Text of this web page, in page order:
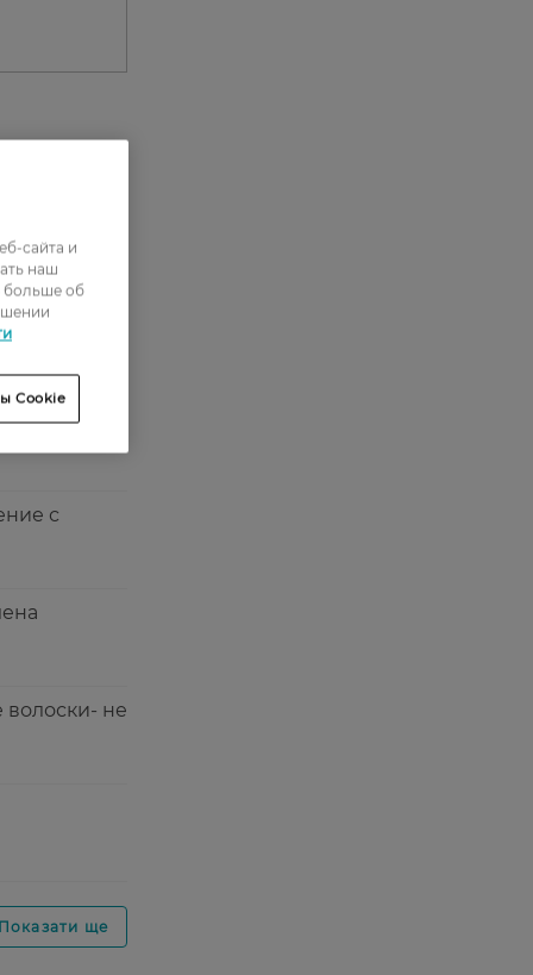
с
волоски- не
Показати ще
сайта и
наш
больше об
Cookie